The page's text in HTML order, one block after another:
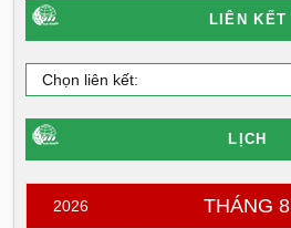
LIÊN KẾT
LỊCH
2026 THÁNG 8